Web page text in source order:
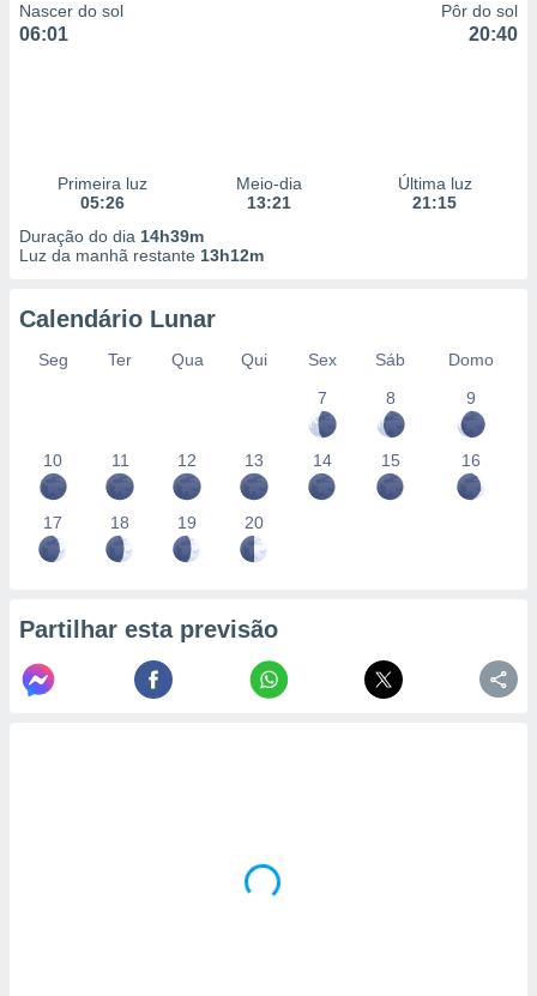
Nascer do sol
06:01
Pôr do sol
20:40
Primeira luz
05:26
Meio-dia
13:21
Última luz
21:15
Duração do dia 14h39m
Luz da manhã restante 13h12m
Calendário Lunar
Seg Ter Qua Qui Sex Sáb
Domo
7
8 9
10 11 12 13 14 15 16
17 18 19 20
Partilhar esta previsão